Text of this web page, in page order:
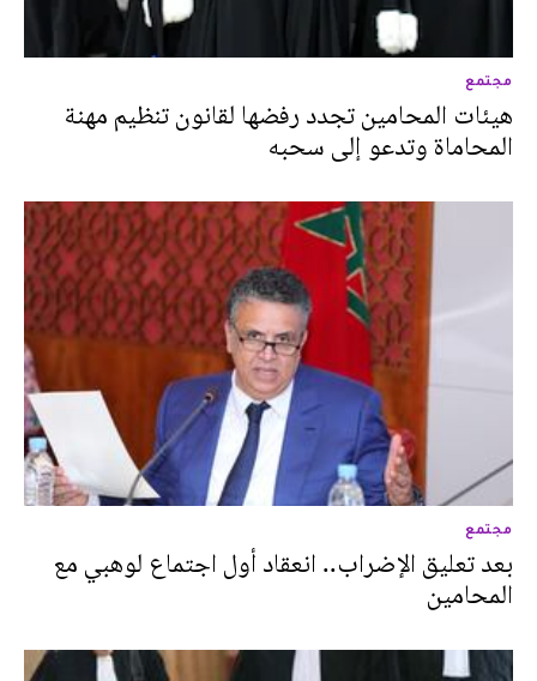
مجتمع
هيئات المحامين تجدد رفضها لقانون تنظيم مهنة
المحاماة وتدعو إلى سحبه
مجتمع
بعد تعليق الإضراب.. انعقاد أول اجتماع لوهبي مع
المحامين